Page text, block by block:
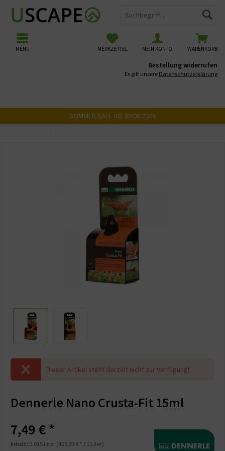
WARENKORB
MERKZETTEL MEIN KONTO
MENÜ
Bestellung widerrufen
Es gilt unsere Datenschutzerklärung
SOMMER SALE BIS 09.08.2026
Dieser Artikel steht derzeit nicht zur Verfügung!
Dennerle Nano Crusta-Fit 15ml
7,49 € *
Inhalt: 0.015 Liter (499,33 € * / 1 Liter)